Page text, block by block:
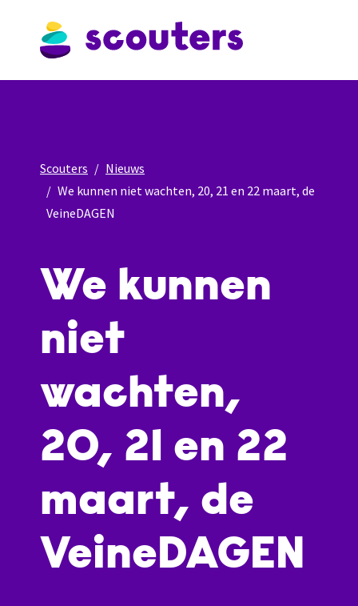
Scouters
Nieuws
We kunnen niet wachten, 20, 21 en 22 maart, de
VeineDAGEN
We kunnen
niet
wachten,
20, 21 en 22
maart, de
VeineDAGEN